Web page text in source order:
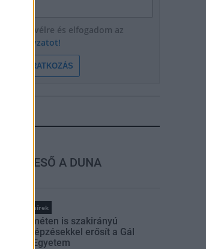
a hírlevélre és elfogadom az
szabályzatot!
FELIRATKOZÁS
AZ ESŐ A DUNA
Országos hírek
Kecskeméten is szakirányú
továbbképzésekkel erősít a Gál
Ferenc Egyetem